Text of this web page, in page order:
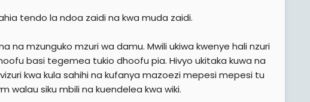
tendo la ndoa zaidi na kwa muda zaidi.
na mzunguko mzuri wa damu. Mwili ukiwa kwenye hali nzuri
basi tegemea tukio dhoofu pia. Hivyo ukitaka kuwa na
kwa kula sahihi na kufanya mazoezi mepesi mepesi tu
walau siku mbili na kuendelea kwa wiki.